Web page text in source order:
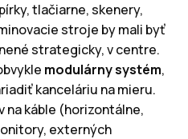
tlačiarne, skenery,
stroje by mali byť
strategicky, v centre.
modulárny systém,
kanceláriu na mieru.
káble (horizontálne,
externých